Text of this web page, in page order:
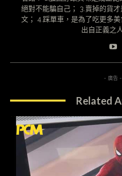
絕對不能騙自己； 3.賣掉的貨
文； 4.踩單車，是為了吃更多
出自正義之
- 廣告 -
Related